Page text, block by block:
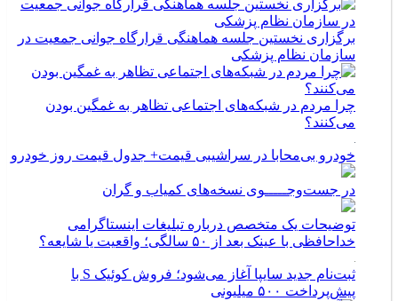
برگزاری نخستین جلسه هماهنگی قرارگاه جوانی جمعیت در
سازمان نظام پزشکی
چرا مردم در شبکه‌های اجتماعی تظاهر به غمگین بودن
می‌کنند؟
خودرو بی‌محابا در سراشیبی قیمت+ جدول قیمت روز خودرو
در جست‌وجـــــوی نسخه‌های کمیاب و گران
توضیحات یک متخصص درباره تبلیغات اینستاگرامی
خداحافظی با عینک بعد از ۵۰ سالگی؛ واقعیت یا شایعه؟
ثبت‌نام جدید سایپا آغاز می‌شود؛ فروش کوئیک S با
پیش‌پرداخت ۵۰۰ میلیونی